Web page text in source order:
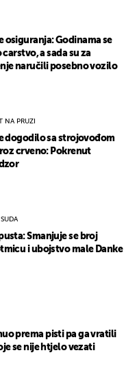
osiguranja: Godinama se
a sada su za
naručili posebno vozilo
NA PRUZI
dogodilo sa strojovođom
crveno: Pokrenut
Smanjuje se broj
i ubojstvo male Danke
prema pisti pa ga vratili
se nije htjelo vezati